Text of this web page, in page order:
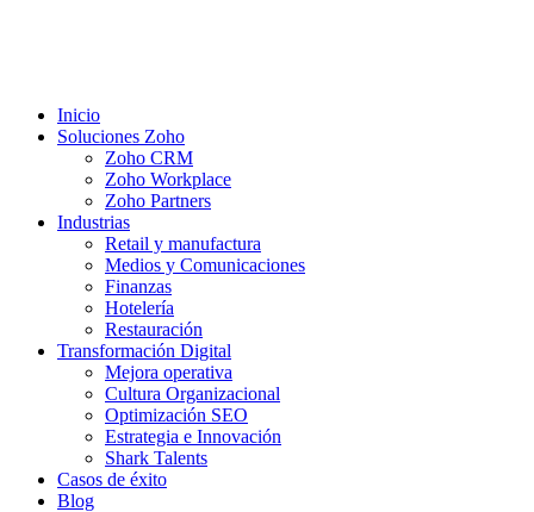
Inicio
Soluciones Zoho
Zoho CRM
Zoho Workplace
Zoho Partners
Industrias
Retail y manufactura
Medios y Comunicaciones
Finanzas
Hotelería
Restauración
Transformación Digital
Mejora operativa
Cultura Organizacional
Optimización SEO
Estrategia e Innovación
Shark Talents
Casos de éxito
Blog